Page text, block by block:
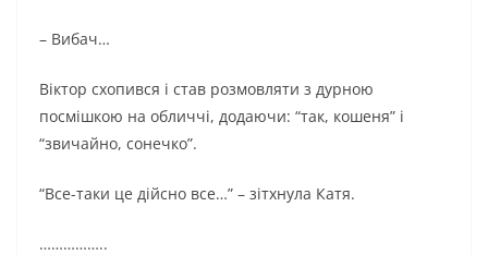
– Вибач…
Віктор схопився і став розмовляти з дурною
посмішкою на обличчі, додаючи: “так, кошеня” і
“звичайно, сонечко”.
“Все-таки це дійсно все…” – зітхнула Катя.
……………..